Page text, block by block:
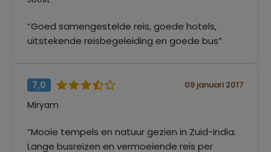
“Goed samengestelde reis, goede hotels,
uitstekende reisbegeleiding en goede bus”
7,0 09 januari 2017
Miryam
“Mooie tempels en natuur gezien in Zuid-India.
Lange busreizen en vermoeiende reis per